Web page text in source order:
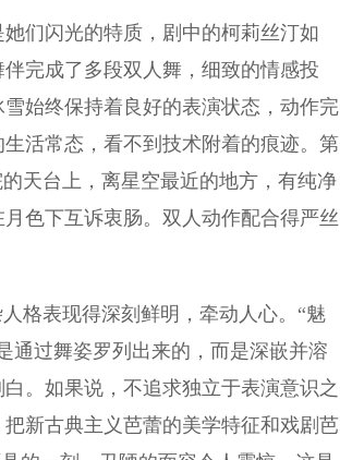
们闪光的特质，剧中的柯莉丝汀如
完成了多段双人舞，细致的情感投
始终保持着良好的表演状态，动作完
活常态，看不到技术附着的痕迹。第
天台上，离星空最近的地方，有纯净
色下互诉衷肠。双人动作配合得严丝
格表现得深刻鲜明，牵动人心。“魅
通过舞姿罗列出来的，而是深嵌并溶
。如果说，不追求独立于表演意识之
新古典主义芭蕾的美学特征和戏剧芭